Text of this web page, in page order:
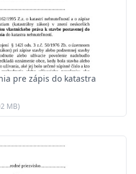
pre zápis do katastra
MB)